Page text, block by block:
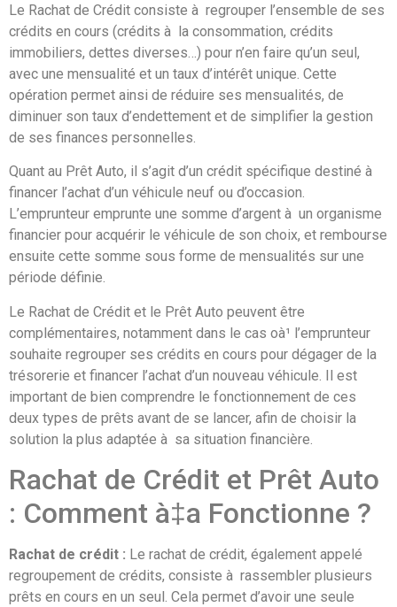
Le Rachat de Crédit consiste à regrouper l’ensemble de ses
crédits en cours (crédits à la consommation, crédits
immobiliers, dettes diverses…) pour n’en faire qu’un seul,
avec une mensualité et un taux d’intérêt unique. Cette
opération permet ainsi de réduire ses mensualités, de
diminuer son taux d’endettement et de simplifier la gestion
de ses finances personnelles.
Quant au Prêt Auto, il s’agit d’un crédit spécifique destiné à
financer l’achat d’un véhicule neuf ou d’occasion.
L’emprunteur emprunte une somme d’argent à un organisme
financier pour acquérir le véhicule de son choix, et rembourse
ensuite cette somme sous forme de mensualités sur une
période définie.
Le Rachat de Crédit et le Prêt Auto peuvent être
complémentaires, notamment dans le cas oà¹ l’emprunteur
souhaite regrouper ses crédits en cours pour dégager de la
trésorerie et financer l’achat d’un nouveau véhicule. Il est
important de bien comprendre le fonctionnement de ces
deux types de prêts avant de se lancer, afin de choisir la
solution la plus adaptée à sa situation financière.
Rachat de Crédit et Prêt Auto
: Comment à‡a Fonctionne ?
Rachat de crédit : Le rachat de crédit, également appelé
regroupement de crédits, consiste à rassembler plusieurs
prêts en cours en un seul. Cela permet d’avoir une seule